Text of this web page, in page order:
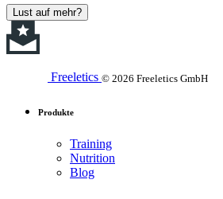
Lust auf mehr?
Freeletics © 2026 Freeletics GmbH
Produkte
Training
Nutrition
Blog